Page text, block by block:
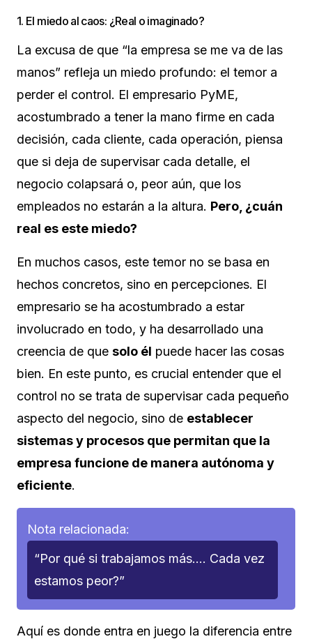
1. El miedo al caos: ¿Real o imaginado?
La excusa de que “la empresa se me va de las
manos” refleja un miedo profundo: el temor a
perder el control. El empresario PyME,
acostumbrado a tener la mano firme en cada
decisión, cada cliente, cada operación, piensa
que si deja de supervisar cada detalle, el
negocio colapsará o, peor aún, que los
empleados no estarán a la altura. Pero, ¿cuán
real es este miedo?
En muchos casos, este temor no se basa en
hechos concretos, sino en percepciones. El
empresario se ha acostumbrado a estar
involucrado en todo, y ha desarrollado una
creencia de que solo él puede hacer las cosas
bien. En este punto, es crucial entender que el
control no se trata de supervisar cada pequeño
aspecto del negocio, sino de establecer
sistemas y procesos que permitan que la
empresa funcione de manera autónoma y
eficiente.
Nota relacionada:
“Por qué si trabajamos más…. Cada vez
estamos peor?”
Aquí es donde entra en juego la diferencia entre